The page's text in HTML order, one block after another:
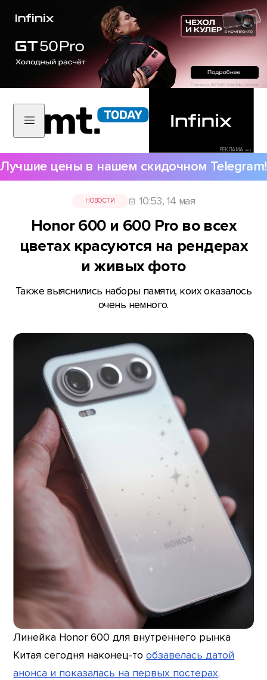
РЕКЛАМА •••
Лучшие цены в нашем скидочном Telegram!
НОВОСТИ 10:53, 14 мая
Honor 600 и 600 Pro во всех
цветах красуются на рендерах
и живых фото
Также выяснились наборы памяти, коих оказалось
очень немного.
Линейка Honor 600 для внутреннего рынка
Китая сегодня наконец-тообзавелась датой
анонса и показалась на первых постерах.